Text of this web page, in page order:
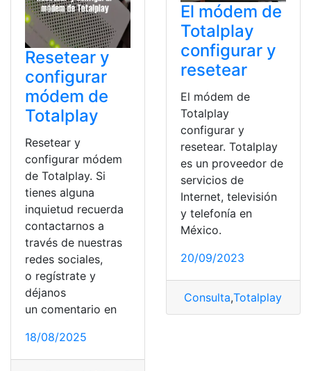
Resetear y
configurar
módem de
Totalplay
Resetear y
configurar módem
de Totalplay. Si
tienes alguna
inquietud recuerda
contactarnos a
través de nuestras
redes sociales,
o regístrate y
déjanos
un comentario en
18/08/2025
El módem de
Totalplay
configurar y
resetear
El módem de
Totalplay
configurar y
resetear. Totalplay
es un proveedor de
servicios de
Internet, televisión
y telefonía en
México.
20/09/2023
Consulta,Totalplay